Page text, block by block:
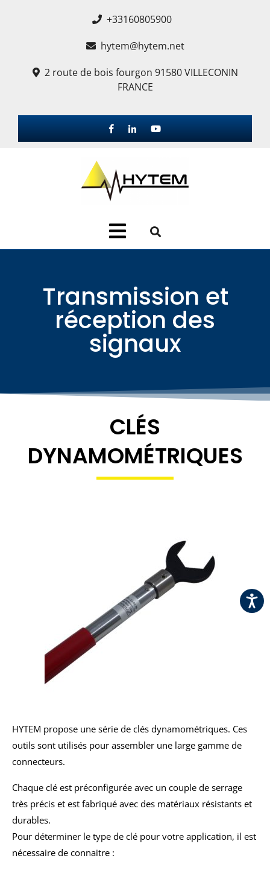
+33160805900
hytem@hytem.net
2 route de bois fourgon 91580 VILLECONIN
FRANCE
Transmission et
réception des
signaux
CLÉS
DYNAMOMÉTRIQUES
HYTEM propose une série de clés dynamométriques. Ces
outils sont utilisés pour assembler une large gamme de
connecteurs.
Chaque clé est préconfigurée avec un couple de serrage
très précis et est fabriqué avec des matériaux résistants et
durables.
Pour déterminer le type de clé pour votre application, il est
nécessaire de connaitre :